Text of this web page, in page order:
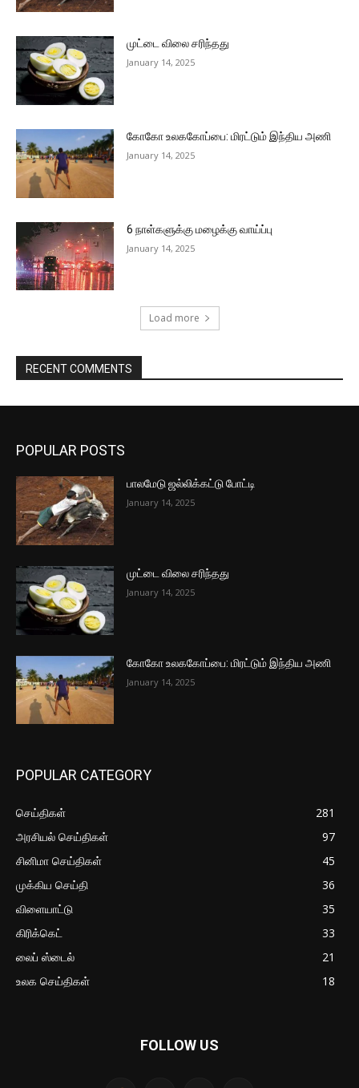
முட்டை விலை சரிந்தது
January 14, 2025
கோகோ உலககோப்பை: மிரட்டும் இந்திய அணி
January 14, 2025
6 நாள்களுக்கு மழைக்கு வாய்ப்பு
January 14, 2025
Load more
RECENT COMMENTS
POPULAR POSTS
பாலமேடு ஜல்லிக்கட்டு போட்டி
January 14, 2025
முட்டை விலை சரிந்தது
January 14, 2025
கோகோ உலககோப்பை: மிரட்டும் இந்திய அணி
January 14, 2025
POPULAR CATEGORY
செய்திகள்
281
அரசியல் செய்திகள்
97
சினிமா செய்திகள்
45
முக்கிய செய்தி
36
விளையாட்டு
35
கிரிக்கெட்
33
லைப் ஸ்டைல்
21
உலக செய்திகள்
18
FOLLOW US